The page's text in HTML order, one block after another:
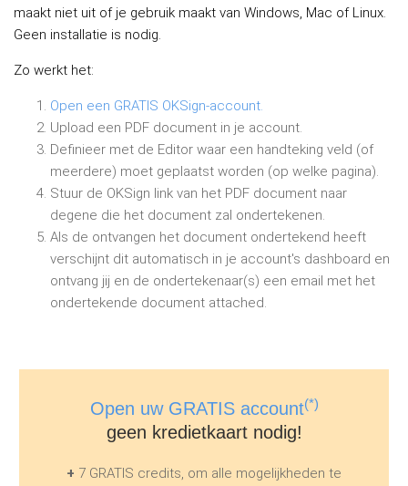
maakt niet uit of je gebruik maakt van Windows, Mac of Linux.
Geen installatie is nodig.
Zo werkt het:
Open een GRATIS OKSign-account.
Upload een PDF document in je account.
Definieer met de Editor waar een handteking veld (of
meerdere) moet geplaatst worden (op welke pagina).
Stuur de OKSign link van het PDF document naar
degene die het document zal ondertekenen.
Als de ontvangen het document ondertekend heeft
verschijnt dit automatisch in je account's dashboard en
ontvang jij en de ondertekenaar(s) een email met het
ondertekende document attached.
Open uw GRATIS account(*)
geen kredietkaart nodig!
+ 7 GRATIS credits, om alle mogelijkheden te